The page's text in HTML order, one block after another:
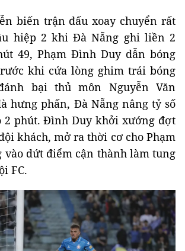
biến trận đấu xoay chuyển rất
hiệp 2 khi Đà Nẵng ghi liền 2
49, Phạm Đình Duy dẫn bóng
khi cứa lòng ghim trái bóng
bại thủ môn Nguyễn Văn
hưng phấn, Đà Nẵng nâng tỷ số
2 phút. Đình Duy khởi xướng đợt
khách, mở ra thời cơ cho Phạm
vào dứt điểm cận thành làm tung
FC.